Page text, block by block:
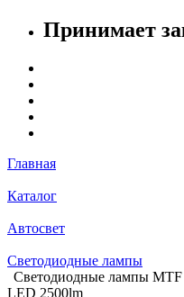
Принимает
Главная
Каталог
Автосвет
Светодиодные лампы
Светодиодные лампы
LED 2500lm